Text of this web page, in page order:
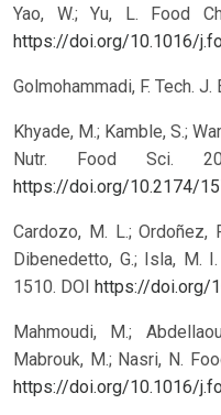
Yao, W.; Yu, L. Food
https://doi.org/10.1016/
Golmohammadi, F. Tech.
Khyade, M.; Kamble, S.;
Nutr. Food Sci.
https://doi.org/10.2174/
Cardozo, M. L.; Ordoñez,
Dibenedetto, G.; Isla, M.
1510. DOI
https://doi.org/
Mahmoudi, M.;
Mabrouk, M.; Nasri, N.
https://doi.org/10.1016/